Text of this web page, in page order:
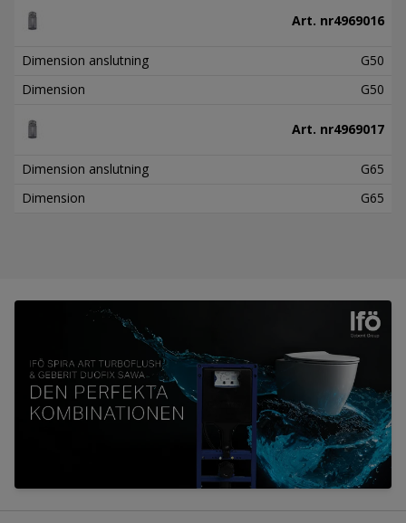
Art. nr4969016
Dimension anslutning
G50
Dimension
G50
Art. nr4969017
Dimension anslutning
G65
Dimension
G65